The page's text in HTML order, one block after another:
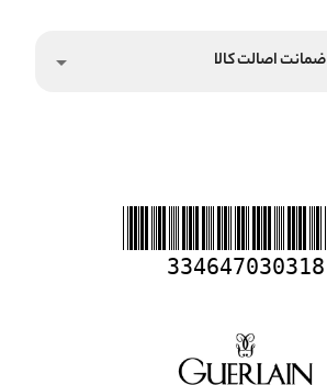
ضمانت اصالت کالا arrow_drop_down
334647030318